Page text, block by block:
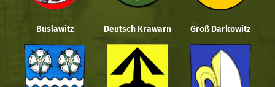
Buslawitz Deutsch Krawarn Groß Darkowitz